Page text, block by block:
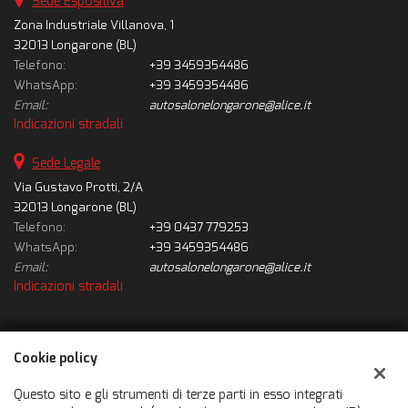
Zona Industriale Villanova, 1
32013 Longarone (BL)
Telefono:
+39 3459354486
WhatsApp:
+39 3459354486
Email:
autosalonelongarone@alice.it
Indicazioni stradali
Sede Legale
Via Gustavo Protti, 2/A
32013 Longarone (BL)
Telefono:
+39 0437 779253
WhatsApp:
+39 3459354486
Email:
autosalonelongarone@alice.it
Indicazioni stradali
Dati fiscali:
Autosalone Longarone Srl
Via Gustavo Protti, 2/A, Longarone (BL)
Cookie policy
Questo sito e gli strumenti di terze parti in esso integrati